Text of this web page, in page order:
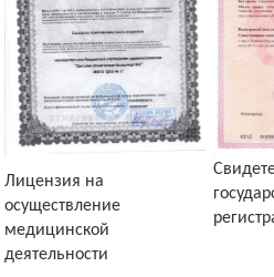
Лицензия на
осуществление
медицинской
деятельности